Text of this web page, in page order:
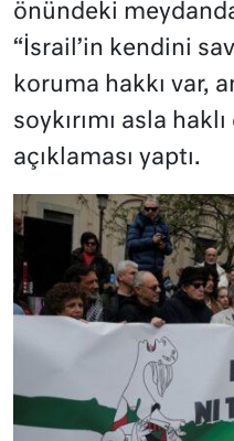
önündeki
“İsrail’in kendini
koruma hakkı var,
soykırımı asla
açıklaması yaptı.